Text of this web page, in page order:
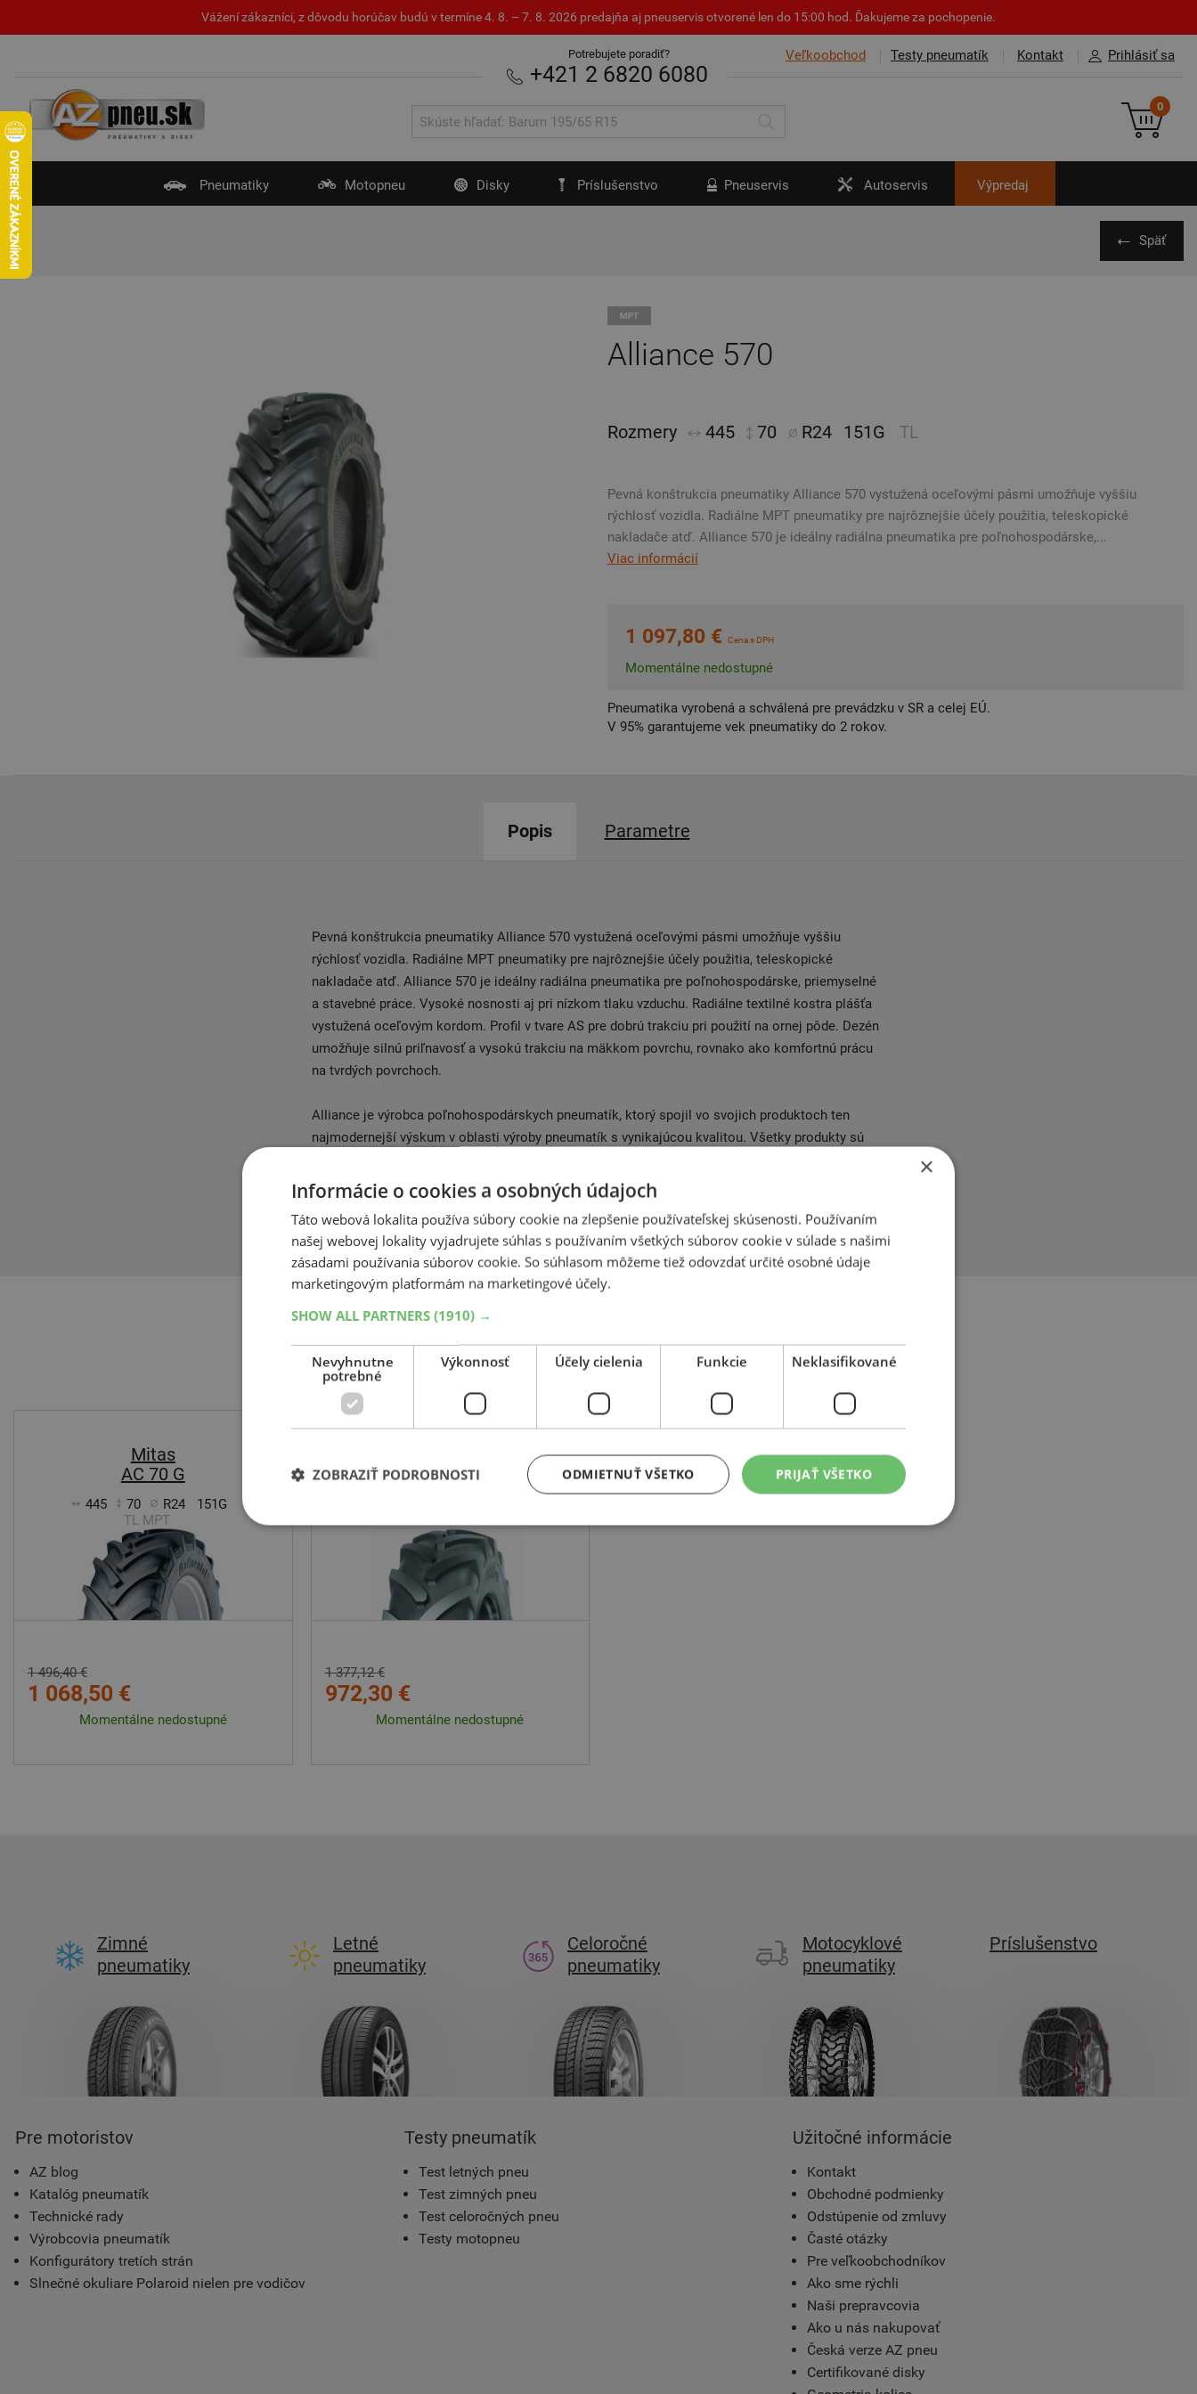
Vážení zákazníci, z dôvodu horúčav budú v termíne 4. 8. – 7. 8. 2026 predajňa aj pneuservis otvorené len do 15:00 hod. Ďakujeme za pochopenie.
Veľkoobchod Testy pneumatík Kontakt Prihlásiť sa
Potrebujete poradiť?
+421 2 6820 6080
0
Pneumatiky Motopneu Disky Príslušenstvo Pneuservis Autoservis Výpredaj
Späť
MPT
Alliance 570
Rozmery 445 70 R24 151G TL
Pevná konštrukcia pneumatiky Alliance 570 vystužená oceľovými pásmi umožňuje vyššiu
rýchlosť vozidla. Radiálne MPT pneumatiky pre najrôznejšie účely použitia, teleskopické
nakladače atď. Alliance 570 je ideálny radiálna pneumatika pre poľnohospodárske,...
Viac informácií
1 097,80 € Cena s DPH
Momentálne nedostupné
Pneumatika vyrobená a schválená pre prevádzku v SR a celej EÚ.
V 95% garantujeme vek pneumatiky do 2 rokov.
Popis Parametre
Pevná konštrukcia pneumatiky Alliance 570 vystužená oceľovými pásmi umožňuje vyššiu
rýchlosť vozidla. Radiálne MPT pneumatiky pre najrôznejšie účely použitia, teleskopické
nakladače atď. Alliance 570 je ideálny radiálna pneumatika pre poľnohospodárske, priemyselné
a stavebné práce. Vysoké nosnosti aj pri nízkom tlaku vzduchu. Radiálne textilné kostra plášťa
vystužená oceľovým kordom. Profil v tvare AS pre dobrú trakciu pri použití na ornej pôde. Dezén
umožňuje silnú priľnavosť a vysokú trakciu na mäkkom povrchu, rovnako ako komfortnú prácu
na tvrdých povrchoch.
Alliance je výrobca poľnohospodárskych pneumatík, ktorý spojil vo svojich produktoch ten
najmodernejší výskum v oblasti výroby pneumatík s vynikajúcou kvalitou. Všetky produkty sú
Izraeli a Indii. Alliance sa rozvojom polnohospodářských, lesných, stavebných a EM pneumatík
zaoberá už viac ako 40 rokov. Tento výrobca ponúka zákazníkom veľmi široký sortiment od
jednoduchých diagonálnych pneumatík až po vysoko kvalitné produkty.
Súvisiace produkty
Mitas
AC 70 G
445 70 R24
151G
TL MPT
1 496,40 €
1 068,50 €
Momentálne nedostupné
-29%
MPT 22
1 377,12 €
972,30 €
Momentálne nedostupné
Zimné
pneumatiky
Letné
pneumatiky
Celoročné
pneumatiky
Motocyklové
pneumatiky
Príslušenstvo
Pre motoristov
AZ blog
Katalóg pneumatík
Technické rady
Výrobcovia pneumatík
Konfigurátory tretích strán
Slnečné okuliare Polaroid nielen pre vodičov
Testy pneumatík
Test letných pneu
Test zimných pneu
Test celoročných pneu
Testy motopneu
Užitočné informácie
Kontakt
Obchodné podmienky
Odstúpenie od zmluvy
Časté otázky
Pre veľkoobchodníkov
Ako sme rýchli
Naši prepravcovia
Ako u nás nakupovať
Česká verze AZ pneu
Certifikované disky
×
Informácie o cookies a osobných údajoch
Táto webová lokalita používa súbory cookie na zlepšenie používateľskej skúsenosti. Používaním
našej webovej lokality vyjadrujete súhlas s používaním všetkých súborov cookie v súlade s našimi
zásadami používania súborov cookie. So súhlasom môžeme tiež odovzdať určité osobné údaje
marketingovým platformám na marketingové účely.
SHOW ALL PARTNERS (1910) →
Nevyhnutne
potrebné
Výkonnosť Účely cielenia Funkcie Neklasifikované
PRIJAŤ VŠETKO
ODMIETNUŤ VŠETKO
ZOBRAZIŤ PODROBNOSTI